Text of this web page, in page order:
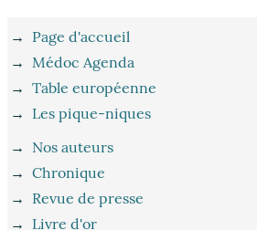
→ Page d'accueil
→Médoc Agenda
→Table européenne
→ Les pique-niques
→ Nos auteurs
→Chronique
→ Revue de presse
→ Livre d'or